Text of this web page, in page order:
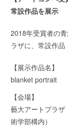
常設作品を展示
2018年受賞者の
ラザに、常設作品
【展示作品名】
blanket portrait
【会場】
藝大アートプラ
術学部構内）